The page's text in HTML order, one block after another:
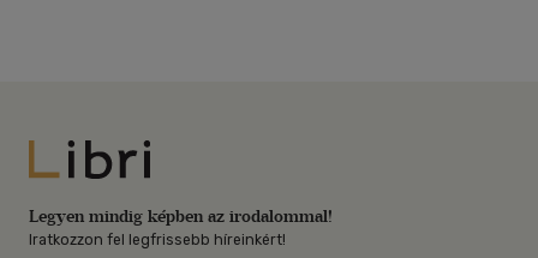
Libri
Legyen mindig képben az irodalommal!
Iratkozzon fel legfrissebb híreinkért!